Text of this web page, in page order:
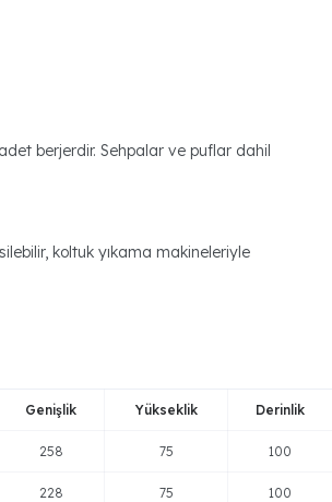
berjerdir. Sehpalar ve puflar dahil
koltuk yıkama makineleriyle
Genişlik Yükseklik Derinlik
258 75 100
228 75 100